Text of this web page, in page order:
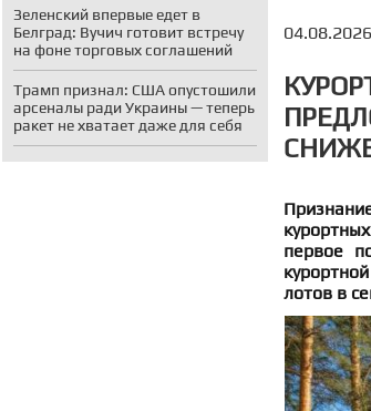
Зеленский впервые едет в
Белград: Вучич готовит встречу
на фоне торговых соглашений
Трамп признал: США опустошили
арсеналы ради Украины — теперь
ракет не хватает даже для себя
первое
лотов в